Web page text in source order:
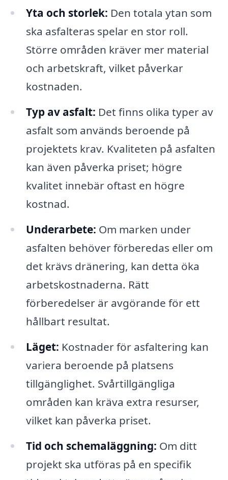
Yta och storlek: Den totala ytan som
ska asfalteras spelar en stor roll.
Större områden kräver mer material
och arbetskraft, vilket påverkar
kostnaden.
Typ av asfalt: Det finns olika typer av
asfalt som används beroende på
projektets krav. Kvaliteten på asfalten
kan även påverka priset; högre
kvalitet innebär oftast en högre
kostnad.
Underarbete: Om marken under
asfalten behöver förberedas eller om
det krävs dränering, kan detta öka
arbetskostnaderna. Rätt
förberedelser är avgörande för ett
hållbart resultat.
Läget: Kostnader för asfaltering kan
variera beroende på platsens
tillgänglighet. Svårtillgängliga
områden kan kräva extra resurser,
vilket kan påverka priset.
Tid och schemaläggning: Om ditt
projekt ska utföras på en specifik